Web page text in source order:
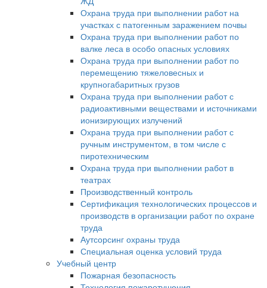
Охрана труда при выполнении работ на
участках с патогенным заражением почвы
Охрана труда при выполнении работ по
валке леса в особо опасных условиях
Охрана труда при выполнении работ по
перемещению тяжеловесных и
крупногабаритных грузов
Охрана труда при выполнении работ с
радиоактивными веществами и источниками
ионизирующих излучений
Охрана труда при выполнении работ с
ручным инструментом, в том числе с
пиротехническим
Охрана труда при выполнении работ в
театрах
Производственный контроль
Сертификация технологических процессов и
производств в организации работ по охране
труда
Аутсорсинг охраны труда
Специальная оценка условий труда
Учебный центр
Пожарная безопасность